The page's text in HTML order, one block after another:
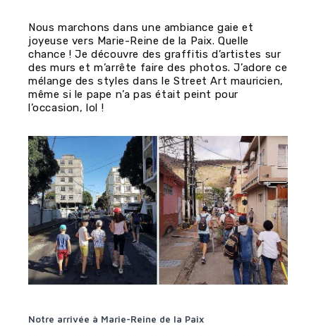
Nous marchons dans une ambiance gaie et
joyeuse vers Marie-Reine de la Paix. Quelle
chance ! Je découvre des graffitis d’artistes sur
des murs et m’arrête faire des photos. J’adore ce
mélange des styles dans le Street Art mauricien,
même si le pape n’a pas était peint pour
l’occasion, lol !
Notre arrivée à Marie-Reine de la Paix